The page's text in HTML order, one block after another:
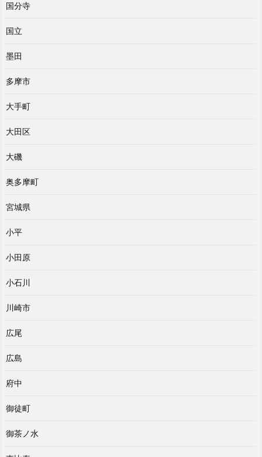
国分寺
国立
墨田
多摩市
大手町
大田区
大磯
奥多摩町
宮城県
小平
小田原
小石川
川崎市
広尾
広島
府中
御徒町
御茶ノ水